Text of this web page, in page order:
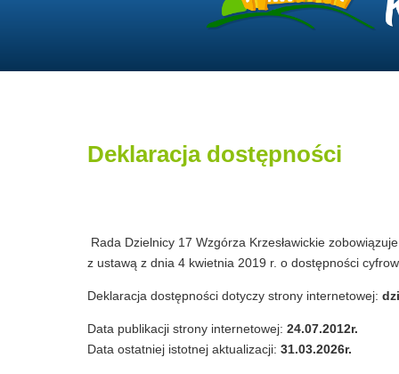
Deklaracja dostępności
Rada Dzielnicy 17 Wzgórza Krzesławickie
z ustawą z dnia 4 kwietnia 2019 r. o dostępności
Deklaracja dostępności dotyczy strony internetowej:
Data publikacji strony internetowej: 24.07.2012r.
Data ostatniej istotnej aktualizacji: 31.03.2026r.